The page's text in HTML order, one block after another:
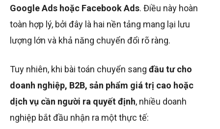
Google Ads hoặc Facebook Ads. Điều này hoàn
toàn hợp lý, bởi đây là hai nền tảng mang lại lưu
lượng lớn và khả năng chuyển đổi rõ ràng.
Tuy nhiên, khi bài toán chuyển sang đầu tư cho
doanh nghiệp, B2B, sản phẩm giá trị cao hoặc
dịch vụ cần người ra quyết định, nhiều doanh
nghiệp bắt đầu nhận ra một thực tế: